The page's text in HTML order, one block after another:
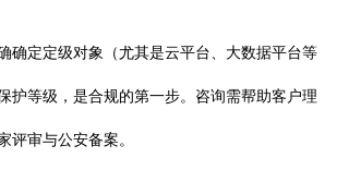
确定定级对象（尤其是云平台、大数据平台等
护等级，是合规的第一步。咨询需帮助客户理
评审与公安备案。